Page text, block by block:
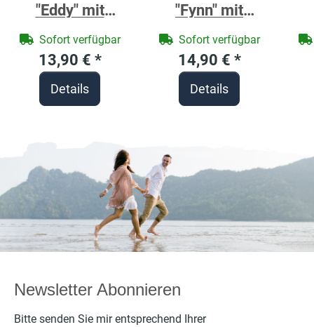
"Eddy" mit
Motivdruck Dino
gelbgrün
personalisierbar
Sofort verfügbar
13,90 € *
Details
"Fynn" mit
farbigen Henkel
und Motivdruck
Futternder
Panda
Sofort verfügbar
14,90 € *
Details
Newsletter Abonnieren
Bitte senden Sie mir entsprechend Ihrer